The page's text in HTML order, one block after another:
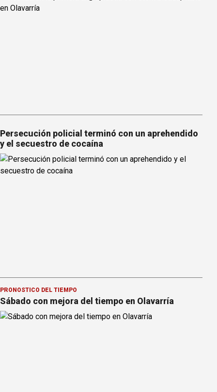
Persecución policial terminó con un aprehendido
y el secuestro de cocaína
PRONOSTICO DEL TIEMPO
Sábado con mejora del tiempo en Olavarría